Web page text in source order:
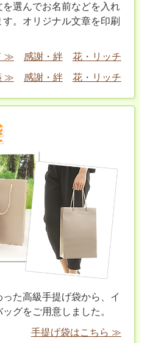
選んでお名前などを入れ
。オリジナル文章を印刷
≫
感謝・絆
花・リッチ
≫
感謝・絆 花・リッチ
た高級手提げ袋から、イ
グをご用意しました。
手提げ袋はこちら ≫